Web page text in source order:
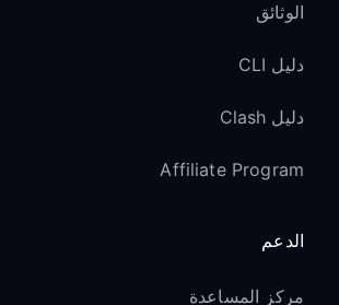
الوثائق
دليل CLI
دليل Clash
Affiliate Program
الدعم
مركز المساعدة